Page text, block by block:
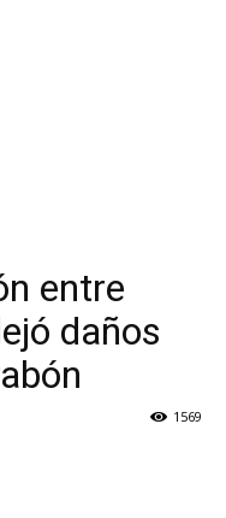
entre
daños
1569